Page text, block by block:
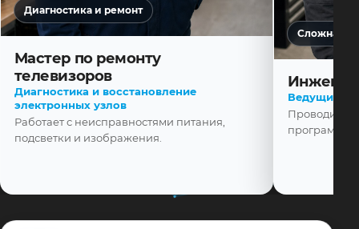
Диагностика и ремонт
Мастер по ремонту
телевизоров
Диагностика и восстановление
электронных узлов
Работает с неисправностями питания,
подсветки и изображения.
Сложная
Ведущий
Проводит